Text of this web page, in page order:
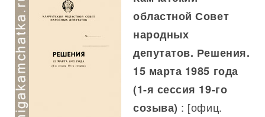
областной Совет
народных
депутатов. Решения.
15 марта 1985 года
(1-я сессия 19-го
созыва) : [офиц.